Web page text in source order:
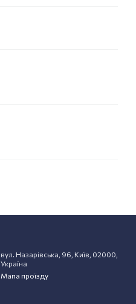
вул. Назарівська, 96, Київ, 02000,
Україна
Мапа проїзду